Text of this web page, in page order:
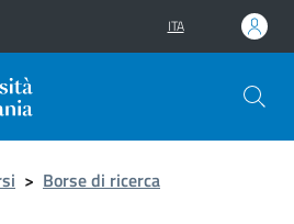
ITA
> Borse di ricerca